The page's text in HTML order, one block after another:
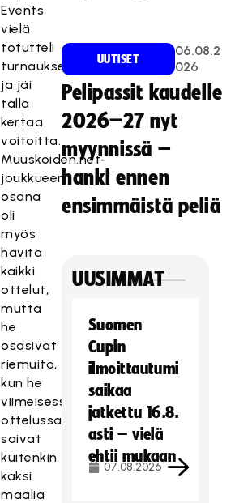
Events
vielä
totutteli
turnaukseen
ja jäi
tällä
kertaa
voitoitta.
Muuskoiden.net-
joukkueen
osana
oli
myös
hävitä
kaikki
ottelut,
mutta
he
osasivat
riemuita,
kun he
viimeisessä
ottelussaan
saivat
kuitenkin
kaksi
maalia
UUTISET
06.08.2
026
Pelipassit kaudelle
2026–27 nyt
myynnissä –
hanki ennen
ensimmäistä peliä
UUSIMMAT
Suomen
Cupin
ilmoittautumi
saikaa
jatkettu 16.8.
asti – vielä
ehtii mukaan
07.08.2026